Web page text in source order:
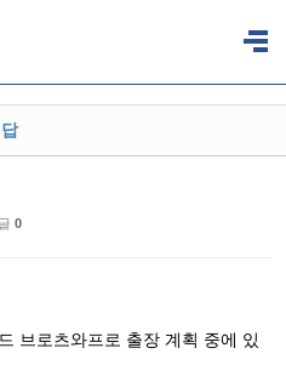
0
브로츠와프로 출장 계획 중에 있